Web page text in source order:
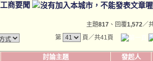
工商要聞
主題817 、回覆1,572／
第
頁／共41頁
討論主題 發起人